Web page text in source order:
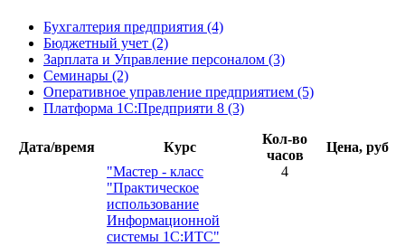
Бухгалтерия предприятия (4)
Бюджетный учет (2)
Зарплата и Управление персоналом (3)
Семинары (2)
Оперативное управление предприятием (5)
Платформа 1С:Предприяти 8 (3)
Дата/время Курс
Кол-во
часов
Цена, руб
"Мастер - класс
"Практическое
использование
Информационной
системы 1С:ИТС"
4